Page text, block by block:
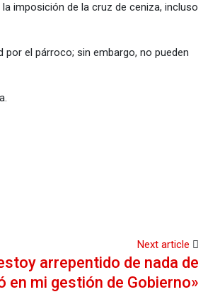
imposición de la cruz de ceniza, incluso
el párroco; sin embargo, no pueden
Next article
arrepentido de nada de
en mi gestión de Gobierno»